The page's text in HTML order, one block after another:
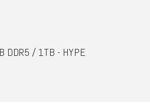
DDR5 / 1TB - HYPE